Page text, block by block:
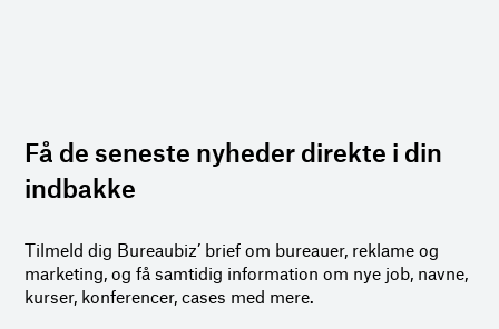
Få de seneste nyheder direkte i din
indbakke
Tilmeld dig Bureaubiz’ brief om bureauer, reklame og
marketing, og få samtidig information om nye job, navne,
kurser, konferencer, cases med mere.